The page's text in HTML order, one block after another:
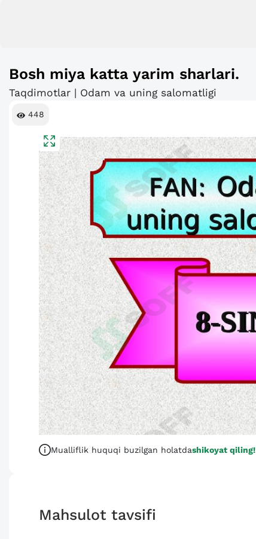
Bosh miya katta yarim sharlari.
Taqdimotlar | Odam va uning salomatligi
448
Mualliflik huquqi buzilgan holatdashikoyat qiling!
Mahsulot tavsifi